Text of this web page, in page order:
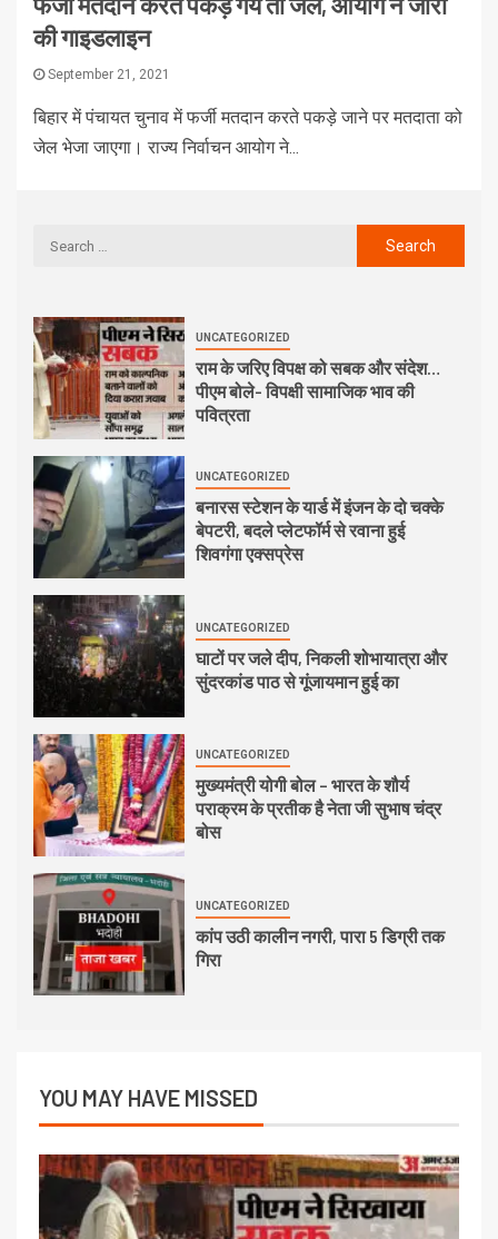
की गाइडलाइन
September 21, 2021
बिहार में पंचायत चुनाव में फर्जी मतदान करते पकड़े जाने पर मतदाता को
जेल भेजा जाएगा। राज्य निर्वाचन आयोग ने...
UNCATEGORIZED
राम के जरिए विपक्ष को सबक और संदेश…
पीएम बोले- विपक्षी सामाजिक भाव की
पवित्रता
UNCATEGORIZED
बनारस स्टेशन के यार्ड में इंजन के दो चक्के
बेपटरी, बदले प्लेटफॉर्म से रवाना हुई
शिवगंगा एक्सप्रेस
UNCATEGORIZED
घाटों पर जले दीप, निकली शोभायात्रा और
सुंदरकांड पाठ से गूंजायमान हुई का
UNCATEGORIZED
मुख्यमंत्री योगी बोल – भारत के शौर्य
पराक्रम के प्रतीक है नेता जी सुभाष चंद्र
बोस
UNCATEGORIZED
कांप उठी कालीन नगरी, पारा 5 डिग्री तक
गिरा
YOU MAY HAVE MISSED